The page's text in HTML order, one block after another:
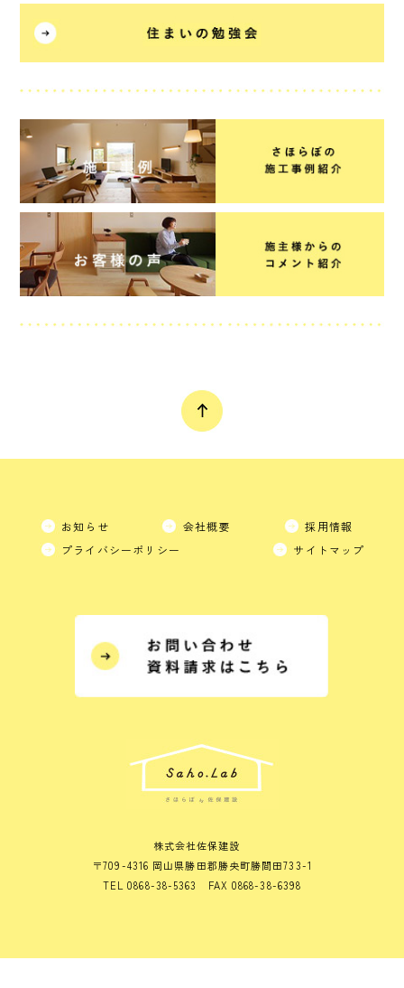
お知らせ 会社概要
採用情報
プライバシーポリシー
サイトマップ
株式会社佐保建設
〒709-4316 岡山県勝田郡勝央町勝間田733-1
TEL 0868-38-5363 FAX 0868-38-6398